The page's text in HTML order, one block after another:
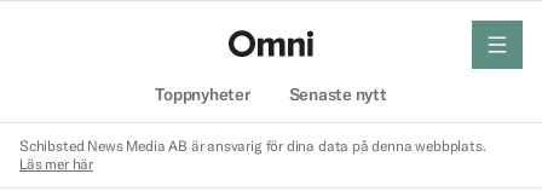
Toppnyheter Senaste nytt
meny
Schibsted News Media AB är ansvarig för dina data på denna webbplats.
Läs mer här